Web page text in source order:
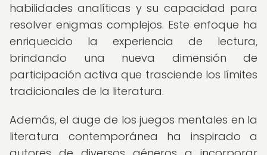
habilidades analíticas y su capacidad para
resolver enigmas complejos. Este enfoque ha
enriquecido la experiencia de lectura,
brindando una nueva dimensión de
participación activa que trasciende los límites
tradicionales de la literatura.
Además, el auge de los juegos mentales en la
literatura contemporánea ha inspirado a